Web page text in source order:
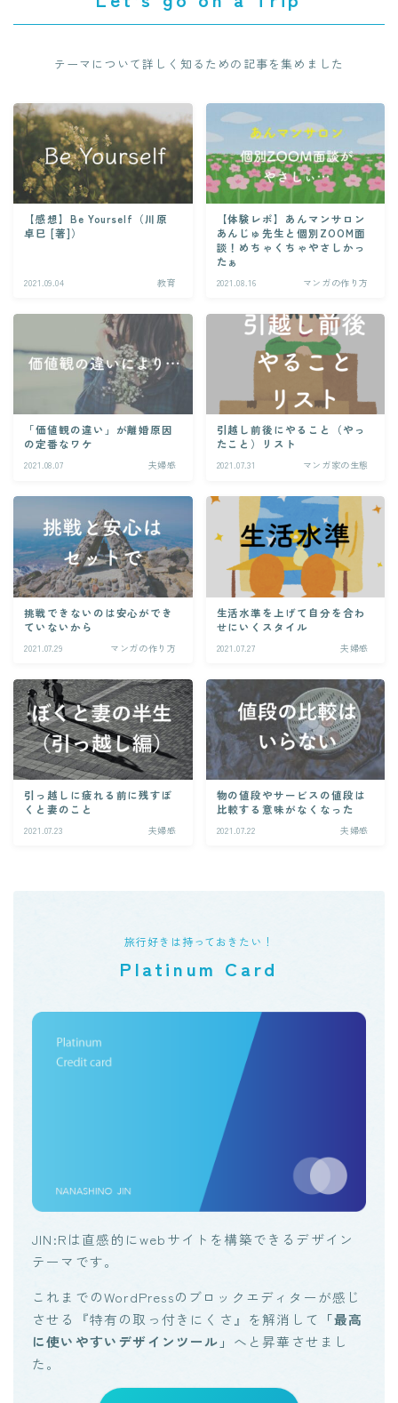
テーマについて詳しく知るための記事を集めました
【感想】Be Yourself（川原
卓巳 [著]）
2021.09.04 教育
【体験レポ】あんマンサロン
あんじゅ先生と個別ZOOM面
談！めちゃくちゃやさしかっ
たぁ
2021.08.16 マンガの作り方
「価値観の違い」が離婚原因
の定番なワケ
2021.08.07 夫婦感
引越し前後にやること（やっ
たこと）リスト
2021.07.31 マンガ家の生態
挑戦できないのは安心ができ
ていないから
2021.07.29 マンガの作り方
生活水準を上げて自分を合わ
せにいくスタイル
2021.07.27 夫婦感
引っ越しに疲れる前に残すぼ
くと妻のこと
2021.07.23 夫婦感
物の値段やサービスの値段は
比較する意味がなくなった
2021.07.22 夫婦感
旅行好きは持っておきたい！
Platinum Card
JIN:Rは直感的にwebサイトを構築できるデザイン
テーマです。
これまでのWordPressのブロックエディターが感じ
させる『特有の取っ付きにくさ』を解消して 「最高
に使いやすいデザインツール」 へと昇華させまし
た。